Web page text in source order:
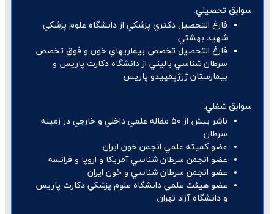
سوابق تحصيلي:
فارغ التحصيل دكتري پزشكي از دانشگاه علوم پزشكي
شهيد بهشتي
فارغ التحصيل تخصص بيماريهاي خون و فوق تخصص
سرطان شناسي باليني از دانشگاه دكارت پاريس و
بيمارستان ژرژپمپيدو پاريس
سوابق شغلي:
ناشر بيش از ۵۰ مقاله علمي داخلي و خارجي در زمينه
سرطان
عضو كميته علمي انجمن خون ايران
عضو انجمن سرطان شناسي آمريكا و اروپا و فرانسه
عضو انجمن سرطان شناسي و خون ايران
عضو هيئت علمي دانشگاه علوم پزشكي دكارت پاريس
و دانشگاه آزاد تهران